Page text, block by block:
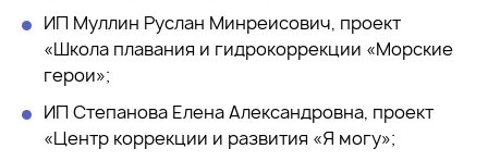
ИП Муллин Руслан Минреисович, проект
«Школа плавания и гидрокоррекции «Морские
герои»;
ИП Степанова Елена Александровна, проект
«Центр коррекции и развития «Я могу»;